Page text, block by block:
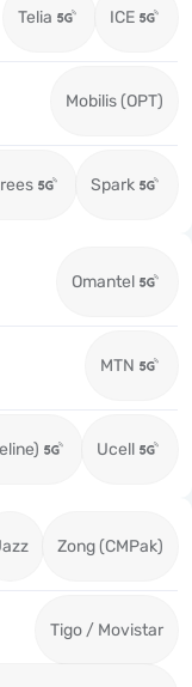
Telia ICE
Mobilis (OPT)
Spark
Omantel
MTN
Ucell
Zong (CMPak)
Tigo / Movistar